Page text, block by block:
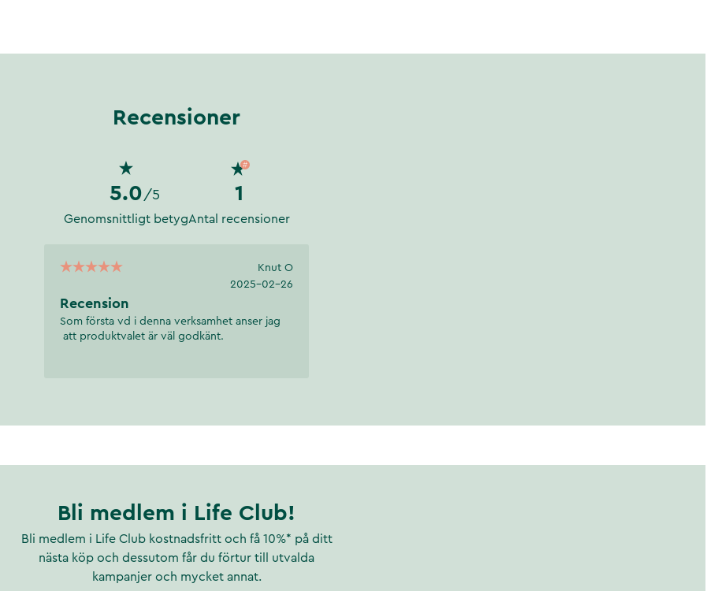
Recensioner
5.0 /5
Genomsnittligt betyg
1
Antal recensioner
Knut O
2025-02-26
Recension
Som första vd i denna verksamhet anser jag
att produktvalet är väl godkänt.
Bli medlem i Life Club!
Bli medlem i Life Club kostnadsfritt och få 10%* på ditt
nästa köp och dessutom får du förtur till utvalda
kampanjer och mycket annat.